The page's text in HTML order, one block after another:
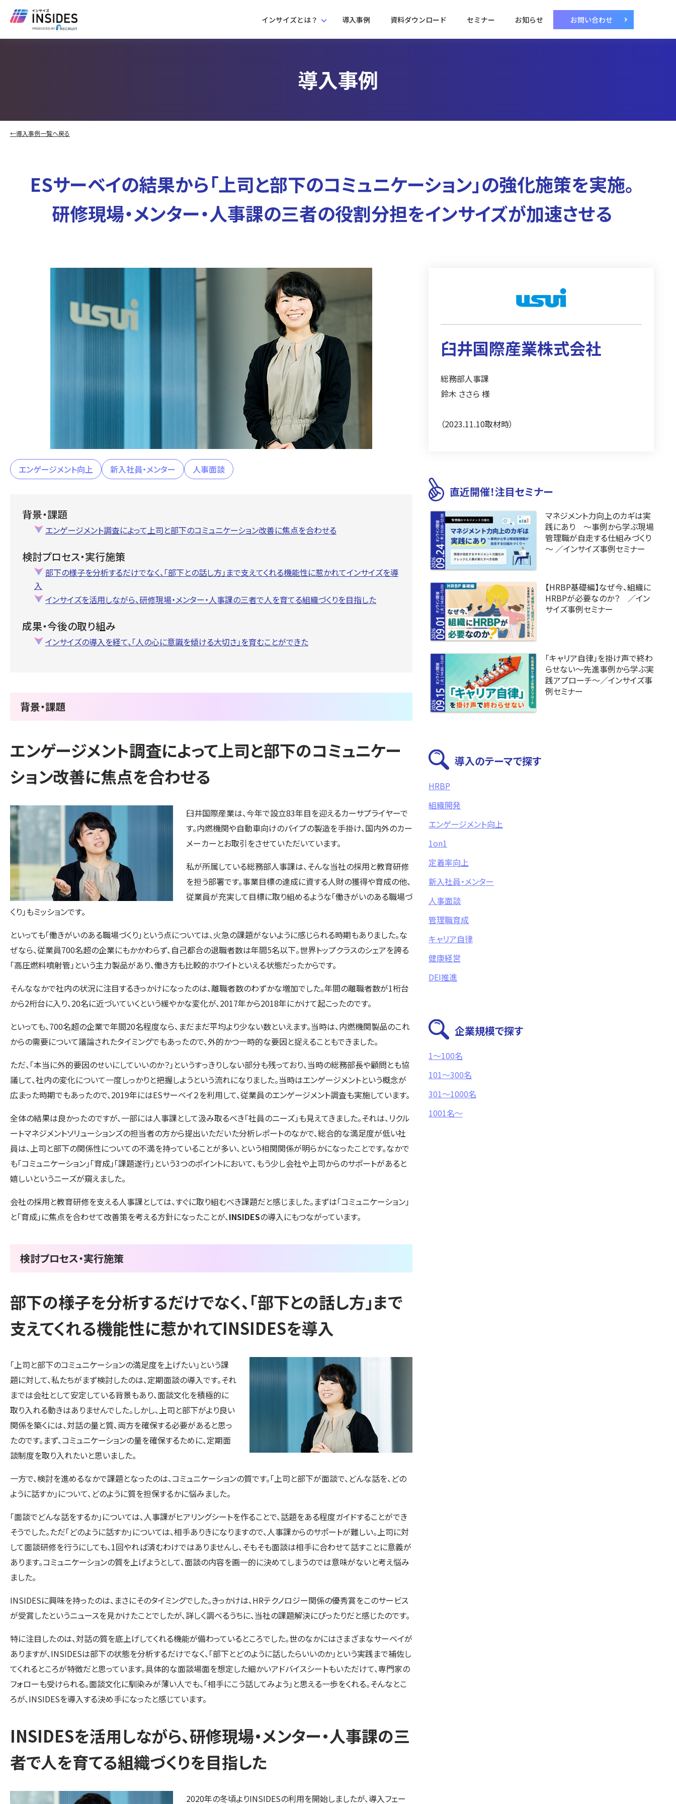
インサイズとは？ 導入事例 資料ダウンロード セミナー お知らせ お問い合わせ
導入事例
←導入事例一覧へ戻る
ESサーベイの結果から「上司と部下のコミュニケーション」の強化施策を実施。
研修現場・メンター・人事課の三者の役割分担をインサイズが加速させる
エンゲージメント向上 新入社員・メンター 人事面談
背景・課題
エンゲージメント調査によって上司と部下のコミュニケーション改善に焦点を合わせる
検討プロセス・実行施策
部下の様子を分析するだけでなく、「部下との話し方」まで支えてくれる機能性に惹かれてインサイズを導
入
インサイズを活用しながら、研修現場・メンター・人事課の三者で人を育てる組織づくりを目指した
成果・今後の取り組み
インサイズの導入を経て、「人の心に意識を傾ける大切さ」を育むことができた
背景・課題
エンゲージメント調査によって上司と部下のコミュニケー
ション改善に焦点を合わせる
臼井国際産業は、今年で設立83年目を迎えるカーサプライヤーで
す。内燃機関や自動車向けのパイプの製造を手掛け、国内外のカー
メーカーとお取引をさせていただいています。
私が所属している総務部人事課は、そんな当社の採用と教育研修
を担う部署です。事業目標の達成に資する人財の獲得や育成の他、
従業員が充実して目標に取り組めるような「働きがいのある職場づ
くり」もミッションです。
といっても「働きがいのある職場づくり」という点については、火急の課題がないように感じられる時期もありました。な
ぜなら、従業員700名超の企業にもかかわらず、自己都合の退職者数は年間5名以下。世界トップクラスのシェアを誇る
「高圧燃料噴射管」という主力製品があり、働き方も比較的ホワイトといえる状態だったからです。
そんななかで社内の状況に注目するきっかけになったのは、離職者数のわずかな増加でした。年間の離職者数が1桁台
から2桁台に入り、20名に近づいていくという緩やかな変化が、2017年から2018年にかけて起こったのです。
といっても、700名超の企業で年間20名程度なら、まだまだ平均より少ない数といえます。当時は、内燃機関製品のこれ
からの需要について議論されたタイミングでもあったので、外的かつ一時的な要因と捉えることもできました。
ただ、「本当に外的要因のせいにしていいのか？」というすっきりしない部分も残っており、当時の総務部長や顧問とも協
議して、社内の変化について一度しっかりと把握しようという流れになりました。当時はエンゲージメントという概念が
広まった時期でもあったので、2019年にはESサーベイ２を利用して、従業員のエンゲージメント調査も実施しています。
全体の結果は良かったのですが、一部には人事課として汲み取るべき「社員のニーズ」も見えてきました。それは、リクル
ートマネジメントソリューションズの担当者の方から提出いただいた分析レポートのなかで、総合的な満足度が低い社
員は、上司と部下の関係性についての不満を持っていることが多い、という相関関係が明らかになったことです。なかで
も「コミュニケーション」「育成」「課題遂行」という3つのポイントにおいて、もう少し会社や上司からのサポートがあると
嬉しいというニーズが窺えました。
会社の採用と教育研修を支える人事課としては、すぐに取り組むべき課題だと感じました。まずは「コミュニケーション」
と「育成」に焦点を合わせて改善策を考える方針になったことが、INSIDESの導入にもつながっています。
検討プロセス・実行施策
部下の様子を分析するだけでなく、「部下との話し方」まで
支えてくれる機能性に惹かれてINSIDESを導入
「上司と部下のコミュニケーションの満足度を上げたい」という課
題に対して、私たちがまず検討したのは、定期面談の導入です。それ
までは会社として安定している背景もあり、面談文化を積極的に
取り入れる動きはありませんでした。しかし、上司と部下がより良い
関係を築くには、対話の量と質、両方を確保する必要があると思っ
たのです。まず、コミュニケーションの量を確保するために、定期面
談制度を取り入れたいと思いました。
一方で、検討を進めるなかで課題となったのは、コミュニケーションの質です。「上司と部下が面談で、どんな話を、どの
ように話すか」について、どのように質を担保するかに悩みました。
「面談でどんな話をするか」については、人事課がヒアリングシートを作ることで、話題をある程度ガイドすることができ
そうでした。ただ「どのように話すか」については、相手ありきになりますので、人事課からのサポートが難しい。上司に対
して面談研修を行うにしても、1回やれば済むわけではありませんし、そもそも面談は相手に合わせて話すことに意義が
あります。コミュニケーションの質を上げようとして、面談の内容を画一的に決めてしまうのでは意味がないと考え悩み
ました。
INSIDESに興味を持ったのは、まさにそのタイミングでした。きっかけは、HRテクノロジー関係の優秀賞をこのサービス
が受賞したというニュースを見かけたことでしたが、詳しく調べるうちに、当社の課題解決にぴったりだと感じたのです。
特に注目したのは、対話の質を底上げしてくれる機能が備わっているところでした。世のなかにはさまざまなサーベイが
ありますが、INSIDESは部下の状態を分析するだけでなく、「部下とどのように話したらいいのか」という実践まで補佐し
てくれるところが特徴だと思っています。具体的な面談場面を想定した細かいアドバイスシートもいただけて、専門家の
フォローも受けられる。面談文化に馴染みが薄い人でも、「相手にこう話してみよう」と思える一歩をくれる。そんなとこ
ろが、INSIDESを導入する決め手になったと感じています。
INSIDESを活用しながら、研修現場・メンター・人事課の三
者で人を育てる組織づくりを目指した
2020年の冬頃よりINSIDESの利用を開始しましたが、導入フェー
臼井国際産業株式会社
総務部人事課
鈴木 ささら 様
（2023.11.10取材時）
直近開催！注目セミナー
マネジメント力向上のカギは実
践にあり ～事例から学ぶ現場
管理職が自走する仕組みづくり
～ ／インサイズ事例セミナー
【HRBP基礎編】なぜ今、組織に
HRBPが必要なのか？ ／イン
サイズ事例セミナー
「キャリア自律」を掛け声で終わ
らせない〜先進事例から学ぶ実
践アプローチ～／インサイズ事
例セミナー
導入のテーマで探す
HRBP
組織開発
エンゲージメント向上
1on1
定着率向上
新入社員・メンター
人事面談
管理職育成
キャリア自律
健康経営
DEI推進
企業規模で探す
1〜100名
101〜300名
301～1000名
1001名〜